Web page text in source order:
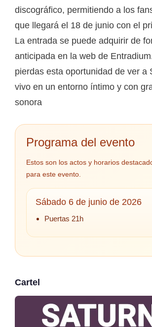
discográfico, permitiendo a los
que llegará el 18 de junio con el
La entrada se puede adquirir de
anticipada en la web de
pierdas esta oportunidad de ver a
vivo en un entorno íntimo y con
sonora
Programa del evento
Estos son los actos y horarios
para este evento.
Sábado 6 de junio de 2026
Puertas 21h
Cartel